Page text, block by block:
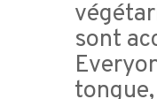
sont